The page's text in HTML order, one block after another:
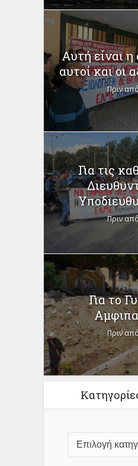
Αυτή είναι η
αυτοί και οι
Πριν
Για τις
Πριν
Για το
Πριν